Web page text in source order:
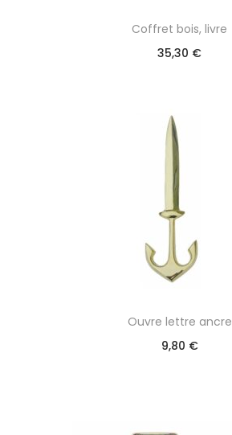
Coffret bois, livre
35,30 €
Ouvre lettre ancre
9,80 €